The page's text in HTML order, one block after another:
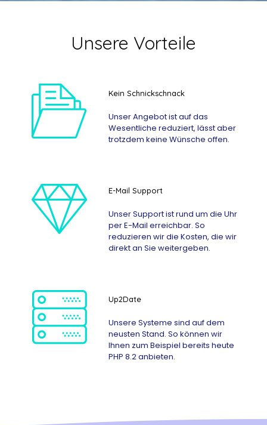
Unsere Vorteile
Kein Schnickschnack
Unser Angebot ist auf das
Wesentliche reduziert, lässt aber
trotzdem keine Wünsche offen.
E-Mail Support
Unser Support ist rund um die Uhr
per E-Mail erreichbar. So
reduzieren wir die Kosten, die wir
direkt an Sie weitergeben.
Up2Date
Unsere Systeme sind auf dem
neusten Stand. So können wir
Ihnen zum Beispiel bereits heute
PHP 8.2 anbieten.